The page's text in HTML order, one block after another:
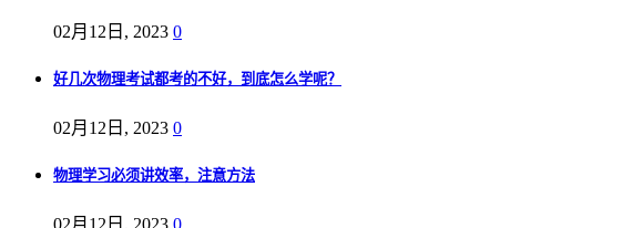
02月12日, 2023 0
好几次物理考试都考的不好，到底怎么学呢？
02月12日, 2023 0
物理学习必须讲效率，注意方法